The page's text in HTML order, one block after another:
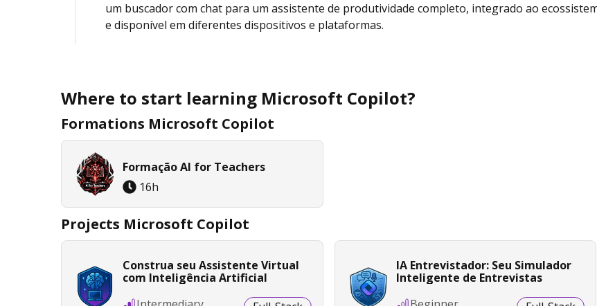
um buscador com chat para um assistente de produtividade completo, integrado ao
e disponível em diferentes dispositivos e plataformas.
Where to start learning Microsoft Copilot?
Formations Microsoft Copilot
Formação AI for Teachers
16h
Projects Microsoft Copilot
Construa seu Assistente Virtual
com Inteligência Artificial
IA Entrevistador: Seu Simulador
Inteligente de Entrevistas